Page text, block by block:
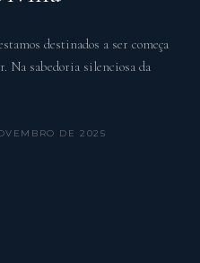
destinados a ser começa
Na sabedoria silenciosa da
DE 2025